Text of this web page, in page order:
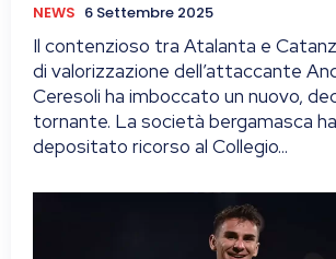
NEWS 6 Settembre 2025
Il contenzioso tra Atalanta e
di valorizzazione dell’attaccante
Ceresoli ha imboccato un nuovo,
tornante. La società bergamasca
depositato ricorso al Collegio...